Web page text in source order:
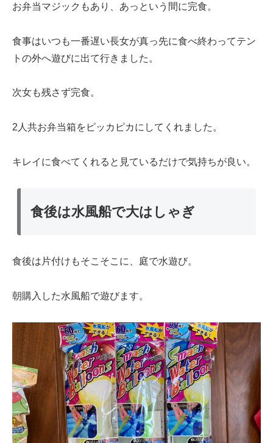
お弁当マジックもあり、あっという間に完食。
食事はいつも一番遅い長女が真っ先に食べ終わってテン
トの外へ遊びに出て行きました。
次女も残さず完食。
2人共お弁当箱をピッカピカにしてくれました。
キレイに食べてくれると見ているだけで気持ちが良い。
食後は水風船で大はしゃぎ
食後は片付けもそこそこに、庭で水遊び。
朝購入した水風船で遊びます。